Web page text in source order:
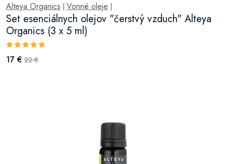
Alteya Organics Vonné oleje
Set esenciálnych olejov "čerstvý vzduch" Alteya
Organics (3 x 5 ml)
17 € 22 €